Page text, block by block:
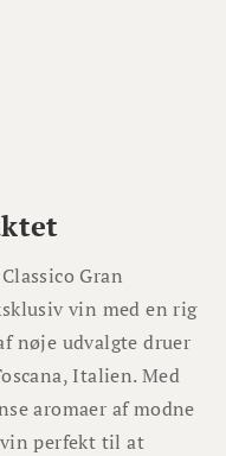
Gran
vin med en rig
nøje udvalgte druer
Italien. Med
aromaer af modne
perfekt til at